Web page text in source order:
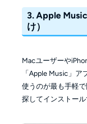
3. Apple
け）
Macユーザーや
「Apple Music」
使うのが最も手軽
探してインストール